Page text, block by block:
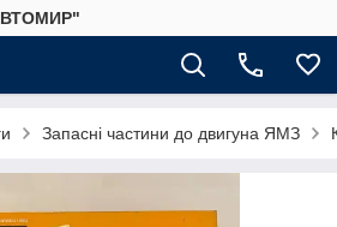
Запасні частини до двигуна ЯМЗ